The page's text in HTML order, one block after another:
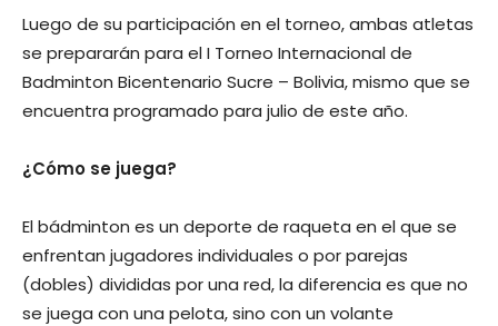
Luego de su participación en el torneo, ambas atletas
se prepararán para el I Torneo Internacional de
Badminton Bicentenario Sucre – Bolivia, mismo que se
encuentra programado para julio de este año.
¿Cómo se juega?
El bádminton es un deporte de raqueta en el que se
enfrentan jugadores individuales o por parejas
(dobles) divididas por una red, la diferencia es que no
se juega con una pelota, sino con un volante